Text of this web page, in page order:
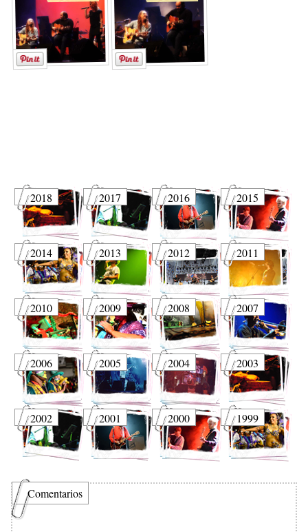
2018 2017 2016 2015
2014 2013 2012 2011
2010 2009 2008 2007
2006 2005 2004 2003
2002 2001 2000 1999
Comentarios